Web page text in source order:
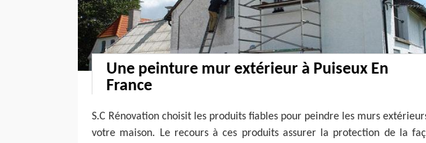
Une peinture mur extérieur à Puiseux En
France
S.C Rénovation choisit les produits fiables pour peindre les murs
votre maison. Le recours à ces produits assurer la protection de la